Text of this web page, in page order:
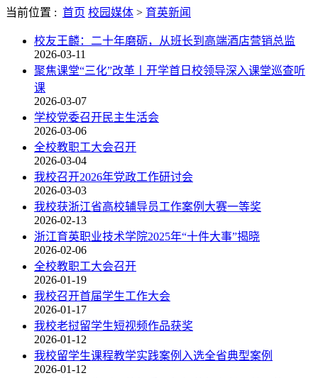
当前位置 : 首页 校园媒体 > 育英新闻
校友王麟：二十年磨砺，从班长到高端酒店营销总监
2026-03-11
聚焦课堂“三化”改革丨开学首日校领导深入课堂巡查听
课
2026-03-07
学校党委召开民主生活会
2026-03-06
全校教职工大会召开
2026-03-04
我校召开2026年党政工作研讨会
2026-03-03
我校获浙江省高校辅导员工作案例大赛一等奖
2026-02-13
浙江育英职业技术学院2025年“十件大事”揭晓
2026-02-06
全校教职工大会召开
2026-01-19
我校召开首届学生工作大会
2026-01-17
我校老挝留学生短视频作品获奖
2026-01-12
我校留学生课程教学实践案例入选全省典型案例
2026-01-12